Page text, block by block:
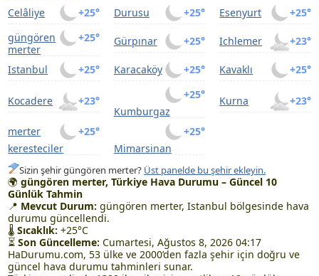
+25°
Celâliye +25°
Durusu +25°
Esenyurt
+25°
güngören
merter
+25°
Gürpınar +23°
Ichlemer
+25°
Istanbul +25°
Karacaköy +25°
Kavaklı
+23°
Kocadere
+25°
Kumburgaz
+23°
Kurna
+25°
merter
keresteciler
+25°
Mimarsinan
Sizin şehir güngören merter? Üst panelde bu şehir ekleyin.
🌍güngören merter, Türkiye Hava Durumu – Güncel 10
Günlük Tahmin
📍 Mevcut Durum: güngören merter, Istanbul bölgesinde hava
durumu güncellendi.
🌡Sıcaklık: +25°C
⏳Son Güncelleme: Cumartesi, Ağustos 8, 2026 04:17
HaDurumu.com, 53 ülke ve 2000’den fazla şehir için doğru ve
güncel hava durumu tahminleri sunar.